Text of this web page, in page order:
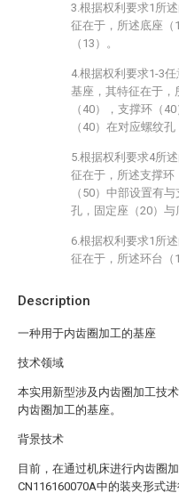
Description
一种用于内齿圈加工的基座
技术领域
本实用新型涉及内齿圈加工技
内齿圈加工的基座。
背景技术
目前，在通过机床进行内齿圈
CN116160070A中的装夹形式
3.根据权利要求1所
征在于，所述底座（
（13）。
4.根据权利要求1-3
基座，其特征在于，
（40），支撑环（
（40）在对应螺纹
5.根据权利要求4所
征在于，所述支撑环
（50）中部设置有
孔，固定座（20）与
6.根据权利要求1所
征在于，所述环台（